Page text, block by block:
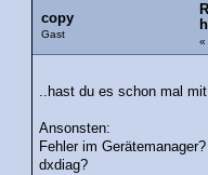
copy
Gast
«
..hast du es schon mal
Ansonsten:
Fehler im Gerätemanager?
dxdiag?